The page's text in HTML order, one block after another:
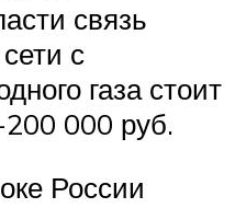
связь
с
газа стоит
000 руб.
России